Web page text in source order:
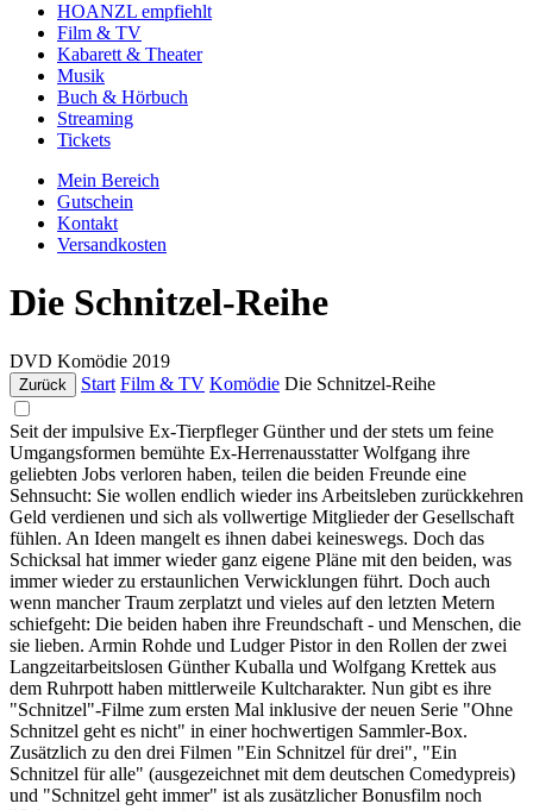
HOANZL empfiehlt
Film & TV
Kabarett & Theater
Musik
Buch & Hörbuch
Streaming
Tickets
Mein Bereich
Gutschein
Kontakt
Versandkosten
Die Schnitzel-Reihe
DVD Komödie 2019
Zurück Start Film & TV Komödie Die Schnitzel-Reihe
Seit der impulsive Ex-Tierpfleger Günther und der stets um feine
Umgangsformen bemühte Ex-Herrenausstatter Wolfgang ihre
geliebten Jobs verloren haben, teilen die beiden Freunde eine
Sehnsucht: Sie wollen endlich wieder ins Arbeitsleben zurückkehren
Geld verdienen und sich als vollwertige Mitglieder der Gesellschaft
fühlen. An Ideen mangelt es ihnen dabei keineswegs. Doch das
Schicksal hat immer wieder ganz eigene Pläne mit den beiden, was
immer wieder zu erstaunlichen Verwicklungen führt. Doch auch
wenn mancher Traum zerplatzt und vieles auf den letzten Metern
schiefgeht: Die beiden haben ihre Freundschaft - und Menschen, die
sie lieben. Armin Rohde und Ludger Pistor in den Rollen der zwei
Langzeitarbeitslosen Günther Kuballa und Wolfgang Krettek aus
dem Ruhrpott haben mittlerweile Kultcharakter. Nun gibt es ihre
"Schnitzel"-Filme zum ersten Mal inklusive der neuen Serie "Ohne
Schnitzel geht es nicht" in einer hochwertigen Sammler-Box.
Zusätzlich zu den drei Filmen "Ein Schnitzel für drei", "Ein
Schnitzel für alle" (ausgezeichnet mit dem deutschen Comedypreis)
und "Schnitzel geht immer" ist als zusätzlicher Bonusfilm noch